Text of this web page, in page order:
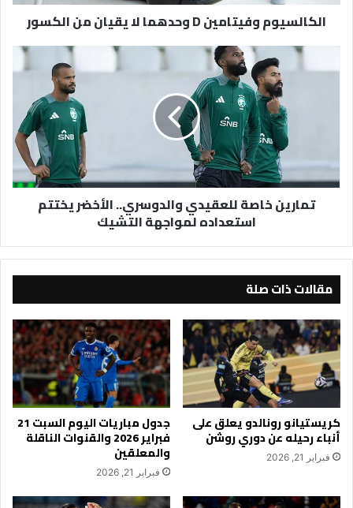
الكالسيوم وفيتامين D وحدهما لا يقيان من الكسور
خاصة
لمواجهة
التشيك
تمارين خاصة للعقيدي والدوسري.. الأخضر يختتم
استعداده لمواجهة التشيك
مقالات ذات صلة
كريستيانو رونالدو يعلق على
أنباء رحيله عن دوري روشن
فبراير 21, 2026
جدول مباريات اليوم السبت 21
فبراير 2026 والقنوات الناقلة
والمعلقين
فبراير 21, 2026